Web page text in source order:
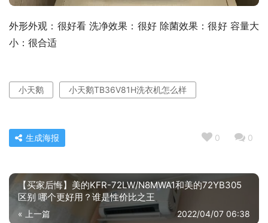
外形外观：很好看 洗净效果：很好 除菌效果：很好 容量大
小：很合适
小天鹅 小天鹅TB36V81H洗衣机怎么样
0 0
生成海报
【买家后悔】美的KFR-72LW/N8MWA1和美的72YB305
区别 哪个更好用？谁是性价比之王
« 上一篇 2022/04/07 06:38